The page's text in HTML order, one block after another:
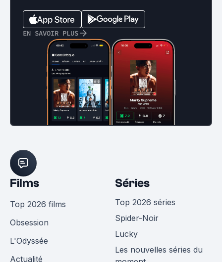
EN SAVOIR PLUS
Films
Top 2026 films
Obsession
L'Odyssée
Actualité
Séries
Top 2026 séries
Spider-Noir
Lucky
Les nouvelles séries du